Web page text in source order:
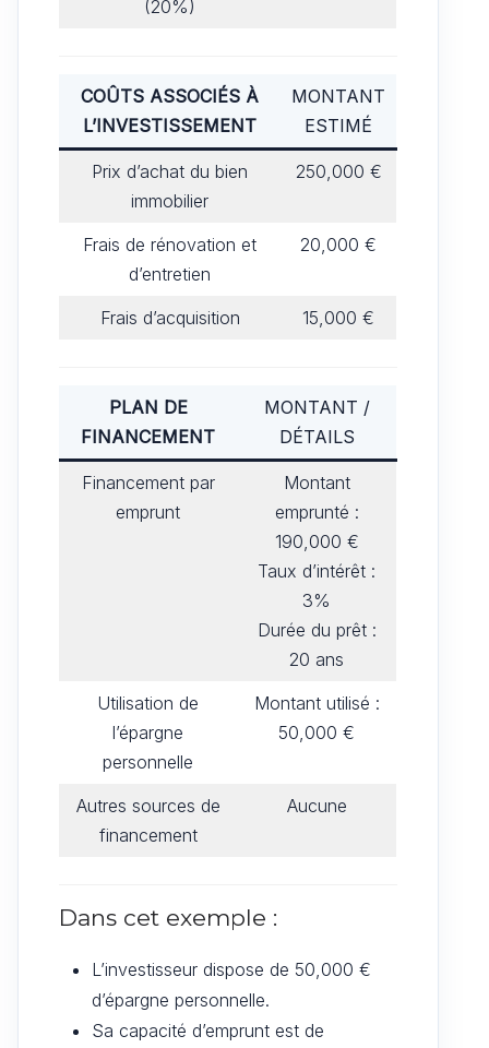
(20%)
COÛTS ASSOCIÉS À
L’INVESTISSEMENT
MONTANT
ESTIMÉ
Prix d’achat du bien
immobilier
250,000 €
Frais de rénovation et
d’entretien
20,000 €
Frais d’acquisition 15,000 €
PLAN DE
FINANCEMENT
MONTANT /
DÉTAILS
Financement par
emprunt
Montant
emprunté :
190,000 €
Taux d’intérêt :
3%
Durée du prêt :
20 ans
Utilisation de
l’épargne
personnelle
Montant utilisé :
50,000 €
Autres sources de
financement
Aucune
Dans cet exemple :
L’investisseur dispose de 50,000 €
d’épargne personnelle.
Sa capacité d’emprunt est de